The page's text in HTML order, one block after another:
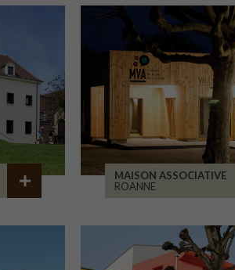
MAISON ASSOCIATIVE
ROANNE